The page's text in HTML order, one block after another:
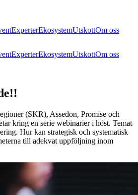
ExperterEkosystemUtskottOm oss
ExperterEkosystemUtskottOm oss
(SKR), Assedon, Promise och
kring en serie webinarier i höst. Temat
Hur kan strategisk och systematisk
till adekvat uppföljning inom